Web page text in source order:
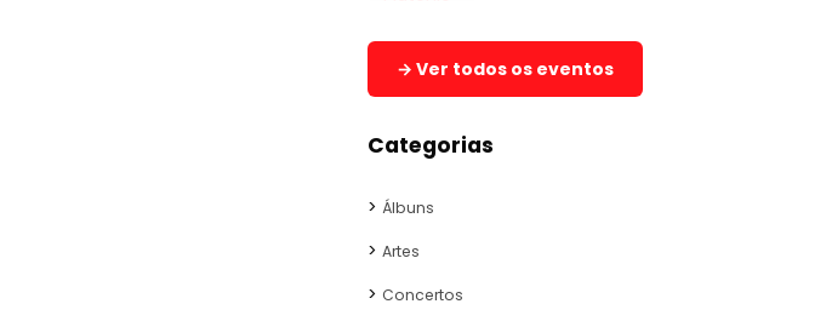
→ Ver todos os eventos
Categorias
Álbuns
Artes
Concertos